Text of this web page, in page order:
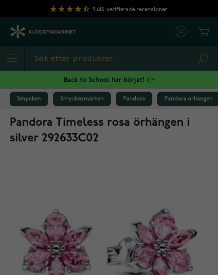
Hoppa till innehållet
9,613 verifierade recensioner
Back to School har börjat! 👉
Smycken Smyckesmärken Pandora Pandora örhängen
Pandora Timeless rosa örhängen i
silver 292633C02